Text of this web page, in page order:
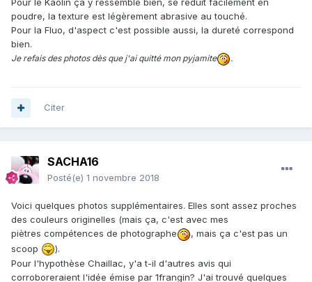
Pour le Kaolin ça y ressemble bien, se réduit facilement en
poudre, la texture est légèrement abrasive au touché.
Pour la Fluo, d'aspect c'est possible aussi, la dureté correspond
bien.
Je refais des photos dès que j'ai quitté mon pyjamite .
Citer
SACHA16
Posté(e) 1 novembre 2018
Voici quelques photos supplémentaires. Elles sont assez proches
des couleurs originelles (mais ça, c'est avec mes
piètres compétences de photographe
, mais ça c'est pas un
scoop
).
Pour l'hypothèse Chaillac, y'a t-il d'autres avis qui
corroboreraient l'idée émise par 1frangin? J'ai trouvé quelques